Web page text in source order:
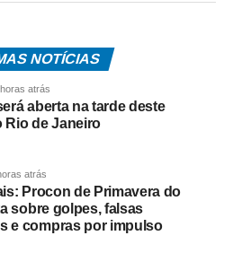
uma disputa tributária entre
e a Oi S.A., encerrada por
que movimentou cerca
afirmou que o Estado possuía
e que, por isso, não haveria
celebração do acordo da
ele, a legislação estadual
NOTÍCIAS
atrás
aberta na tarde deste
Rio de Janeiro
atrás
Procon de Primavera do
sobre golpes, falsas
e compras por impulso